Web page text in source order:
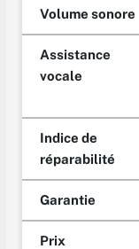
Volume sonore
Assistance
vocale
Indice de
réparabilité
Garantie
Prix